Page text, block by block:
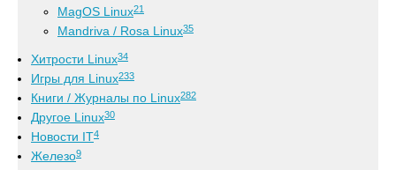
MagOS Linux21
Mandriva / Rosa Linux35
Хитрости Linux34
Игры для Linux233
Книги / Журналы по Linux282
Другое Linux30
Новости IT4
Железо9